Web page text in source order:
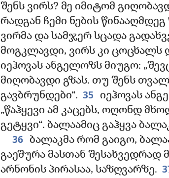
შენს ვირს? მე იმიტომ
რადგან ჩემი ნების წინააღმდეგ
ვირმა და სამჯერ სცადა
მოგკლავდი, ვირს კი ცოცხალს
იეჰოვას ანგელოზს მიუგო:
მიღობავდი გზას. თუ შენს
გავბრუნდები“. 35
იეჰოვას
„წაჰყევი ამ კაცებს, ოღონდ
გეტყვი“. ბალაამიც გაჰყვა
36 ბალაკმა რომ გაიგო,
გაეშურა მასთან შესახვედრად
არნონის პირასაა, საზღვარზე.